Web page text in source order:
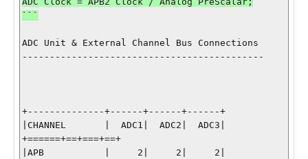
ADC Unit & External Channel Bus Connections
--------------------------------------------
+--------------+------+------+------+
|CHANNEL       |  ADC1|  ADC2|  ADC3|
+======+==+===+==+
|APB           |     2|     2|     2|